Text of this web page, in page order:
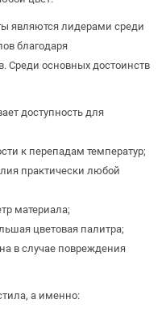
являются лидерами среди
благодаря
Среди основных достоинств
доступность для
к перепадам температур;
практически любой
материала;
цветовая палитра;
в случае повреждения
а именно: